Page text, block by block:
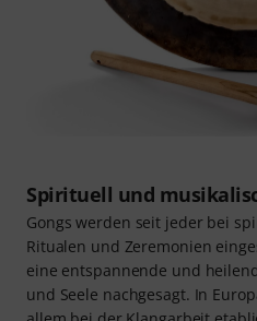
Spirituell und
Gongs werden seit jeder bei
Ritualen und Zeremonien
eine entspannende und
und Seele nachgesagt. In